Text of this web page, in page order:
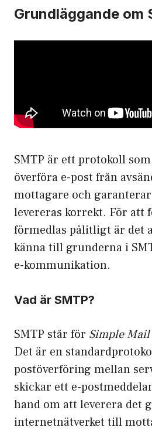
Grundläggande om
SMTP är ett protokoll
överföra e-post från
mottagare och
levereras korrekt. För att
förmedlas pålitligt är det
känna till grunderna i
e-kommunikation.
Vad är SMTP?
SMTP står för Simple
Det är en
postöverföring mellan
skickar ett e-
hand om att leverera det
internetnätverket till